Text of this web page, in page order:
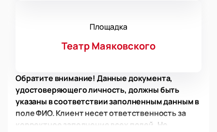
Площадка
Театр Маяковского
Обратите внимание! Данные документа,
удостоверяющего личность, должны быть
указаны в соответствии заполненным данным в
поле ФИО. Клиент несет ответственность за
корректное заполнение всех полей. Не